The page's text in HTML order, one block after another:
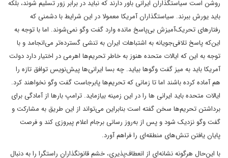
روشن است سیاستگذاران ایرانی باور دارند که نباید در برابر زور تسلیم شوند، بلکه
باید یورش ببرند. سیاستگذاران آمریکا معمولا در این شرایط با دشمنی که
رفتارهای تحریک‌آمیزش بی‌پاسخ مانده وارد گفت وگو نمی‌شوند. اما با توجه به
این‌که پاسخ تلافی‌جویانه به اشتباهات ایران به تنشی گسترده‌تر می‌انجامد و با
توجه به این که ایالات متحده هنوز به خاطر تحریم‌ها اهرمی در اختیار دارد دولت
آمریکا باید به میز گفت وگوها بیاید. چه بسا ایرانی‌ها پیش‌نویس توافق تازه را
هم آماده کرده باشند اما تا زمانی که تحریم‌ها پابرجاست گفت وگو نخواهند کرد.
ایالات متحده باید ایرانی ها را در این زمینه بیازماید. ترامپ بارها از آمادگی برای
برداشتن تحریم‌ها سخن گفته است بنابراین می‌تواند از این طریق به مشارکت و
گفت وگو نزدیک شود و پس از به‌‌روز رسانی برجام اعلام پیروزی کند و فرصت
پایان یافتن تنش‌های منطقه‌ای را فراهم آورد.
با این‌حال هرگونه نشانه‌ای از انعطاف‌پذیری، خشم قانونگذاران راستگرا را به دنبال